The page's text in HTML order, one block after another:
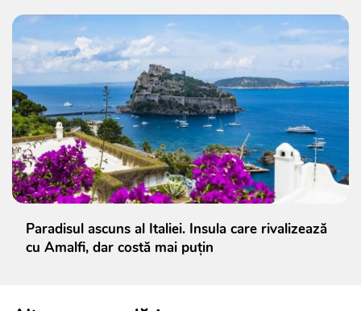
Paradisul ascuns al Italiei. Insula care rivalizează
cu Amalfi, dar costă mai puțin